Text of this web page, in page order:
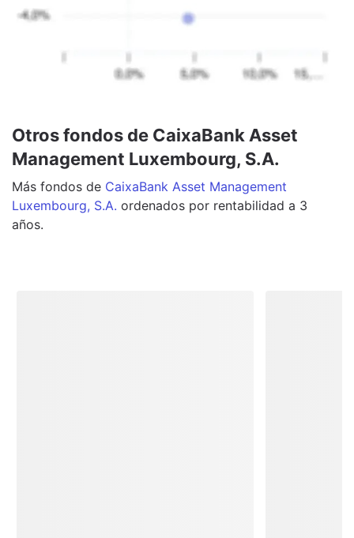
Otros fondos de CaixaBank Asset
Management Luxembourg, S.A.
Más fondos de CaixaBank Asset Management
Luxembourg, S.A. ordenados por rentabilidad a 3
años.